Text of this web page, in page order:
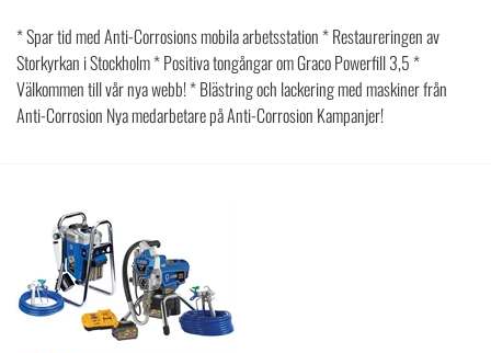
* Spar tid med Anti-Corrosions mobila arbetsstation * Restaureringen av
Storkyrkan i Stockholm * Positiva tongångar om Graco Powerfill 3,5 *
Välkommen till vår nya webb! * Blästring och lackering med maskiner från
Anti-Corrosion Nya medarbetare på Anti-Corrosion Kampanjer!